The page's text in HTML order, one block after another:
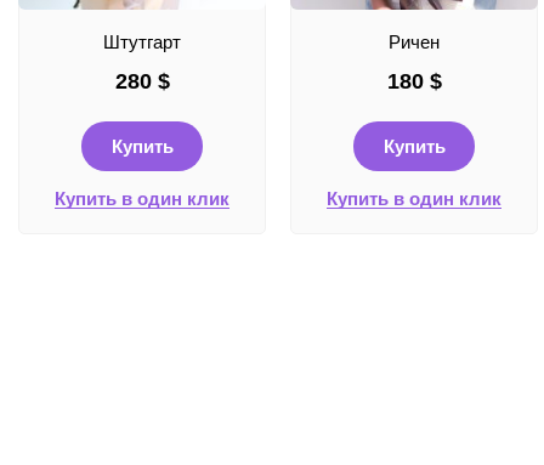
Штутгарт
280 $
Купить
Купить в один клик
Ричен
180 $
Купить
Купить в один клик